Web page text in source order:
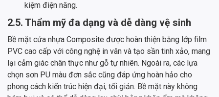
kiệm điện năng.
2.5. Thẩm mỹ đa dạng và dễ dàng vệ sinh
Bề mặt cửa nhựa Composite được hoàn thiện bằng lớp film
PVC cao cấp với công nghệ in vân và tạo sần tinh xảo, mang
lại cảm giác chân thực như gỗ tự nhiên. Ngoài ra, các lựa
chọn sơn PU màu đơn sắc cũng đáp ứng hoàn hảo cho
phong cách kiến trúc hiện đại, tối giản. Bề mặt này không